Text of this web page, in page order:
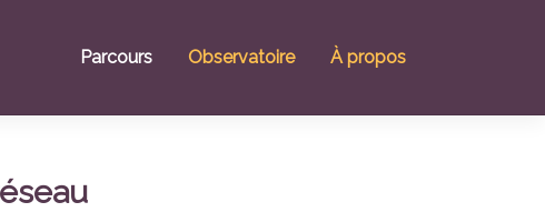
Parcours Observatoire À propos